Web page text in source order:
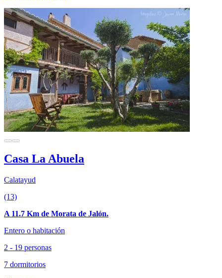
Casa La Abuela
Calatayud
(13)
A 11.7 Km de Morata de Jalón.
Entero o habitación
2 - 19 personas
7 dormitorios